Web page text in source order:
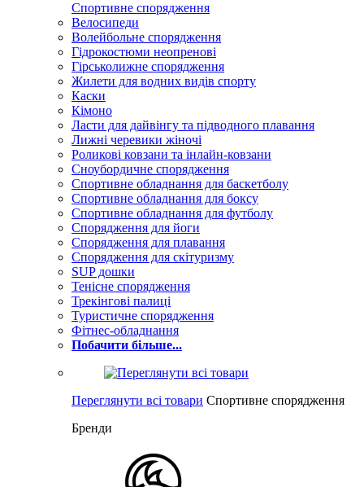
Спортивне спорядження
Велосипеди
Волейбольне спорядження
Гідрокостюми неопренові
Гірськолижне спорядження
Жилети для водних видів спорту
Каски
Кімоно
Ласти для дайвінгу та підводного плавання
Лижні черевики жіночі
Роликові ковзани та інлайн-ковзани
Сноубордичне спорядження
Спортивне обладнання для баскетболу
Спортивне обладнання для боксу
Спортивне обладнання для футболу
Спорядження для йоги
Спорядження для плавання
Спорядження для скітуризму
SUP дошки
Тенісне спорядження
Трекінгові палиці
Туристичне спорядження
Фітнес-обладнання
Побачити більше...
Переглянути всі товари Спортивне спорядження
Бренди